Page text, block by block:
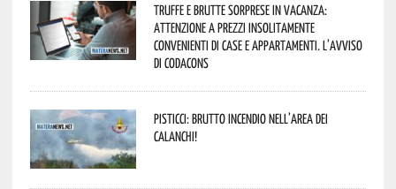
Truffe e brutte sorprese in vacanza:
attenzione a prezzi insolitamente
convenienti di case e appartamenti. L’avviso
di Codacons
Pisticci: brutto incendio nell’area dei
Calanchi!